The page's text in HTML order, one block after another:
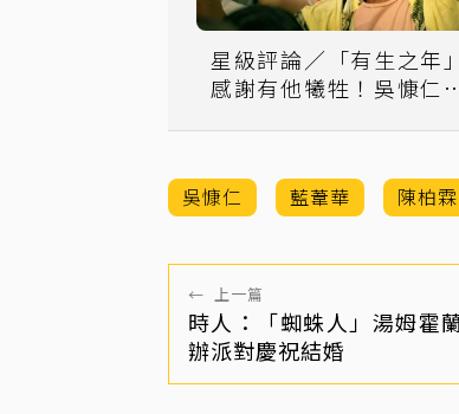
星級評論／「有生之年」
感謝有他犧牲！吳慷仁
吳慷仁 藍葦華 陳柏霖
← 上一篇
時人：「蜘蛛人」湯姆霍
辦派對慶祝結婚